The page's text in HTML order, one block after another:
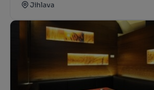
Jihlava